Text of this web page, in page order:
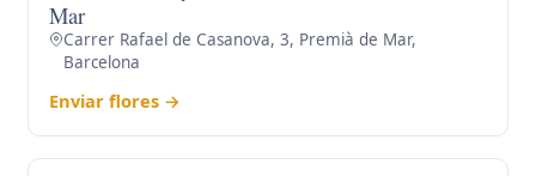
Mar
Carrer Rafael de Casanova, 3, Premià de Mar,
Barcelona
Enviar flores →